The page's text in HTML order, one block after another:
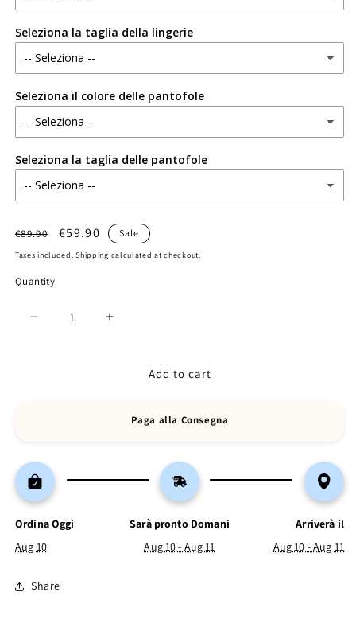
Seleziona la taglia della lingerie
Seleziona il colore delle pantofole
Seleziona la taglia delle pantofole
Regular
price
€89.90
Sale
price
€59.90 Sale
Taxes included.Shipping calculated at checkout.
Quantity
Decrease
Increase
COMFYAdd to cart
Paga alla Consegna
Ordina Oggi
Aug 10
Sarà pronto Domani
Aug 10 - Aug 11
Arriverà il
Aug 10 - Aug 11
Share